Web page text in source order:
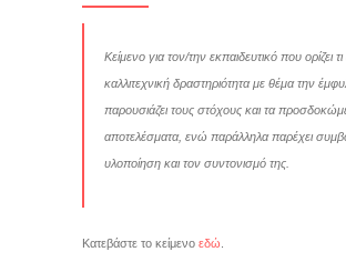
Κείμενο για τον/την εκπαιδευτικό που ορίζει τι
καλλιτεχνική δραστηριότητα με θέμα την
παρουσιάζει τους στόχους και τα
αποτελέσματα, ενώ παράλληλα παρέχει
υλοποίηση και τον συντονισμό της.
Κατεβάστε το κείμενο εδώ